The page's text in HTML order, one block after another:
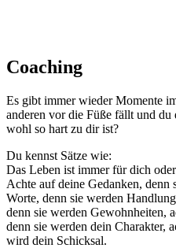
Coaching
Es gibt immer wieder Momente
anderen vor die Füße fällt und
wohl so hart zu dir ist?
Du kennst Sätze wie:
Das Leben ist immer für dich
Achte auf deine Gedanken, denn
Worte, denn sie werden
denn sie werden Gewohnheiten,
denn sie werden dein Charakter,
wird dein Schicksal.